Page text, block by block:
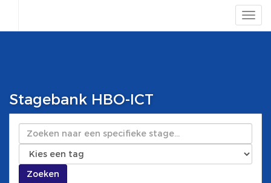
Stagebank HBO-ICT
Zoeken
Zoeken